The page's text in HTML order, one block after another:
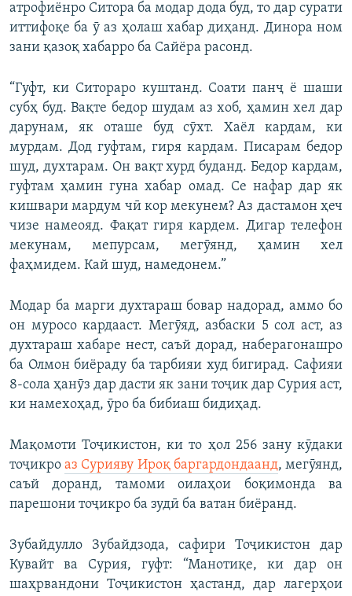
атрофиёнро Ситора ба модар дода буд, то дар сурати
иттифоқе ба ӯ аз ҳолаш хабар диҳанд. Динора ном
зани қазоқ хабарро ба Сайёра расонд.
“Гуфт, ки Ситораро куштанд. Соати панҷ ё шаши
субҳ буд. Вақте бедор шудам аз хоб, ҳамин хел дар
дарунам, як оташе буд сӯхт. Хаёл кардам, ки
мурдам. Дод гуфтам, гиря кардам. Писарам бедор
шуд, духтарам. Он вақт хурд буданд. Бедор кардам,
гуфтам ҳамин гуна хабар омад. Се нафар дар як
кишвари мардум чӣ кор мекунем? Аз дастамон ҳеч
чизе намеояд. Фақат гиря кардем. Дигар телефон
мекунам, мепурсам, мегӯянд, ҳамин хел
фаҳмидем. Кай шуд, намедонем.”
Модар ба марги духтараш бовар надорад, аммо бо
он муросо кардааст. Мегӯяд, азбаски 5 сол аст, аз
духтараш хабаре нест, саъй дорад, наберагонашро
ба Олмон биёраду ба тарбияи худ бигирад. Сафияи
8-сола ҳанӯз дар дасти як зани тоҷик дар Сурия аст,
ки намехоҳад, ӯро ба бибиаш бидиҳад.
Мақомоти Тоҷикистон, ки то ҳол 256 зану кӯдаки
тоҷикроаз Сурияву Ироқ баргардондаанд, мегӯянд,
саъй доранд, тамоми оилаҳои боқимонда ва
парешони тоҷикро ба зудӣ ба ватан биёранд.
Зубайдулло Зубайдзода, сафири Тоҷикистон дар
Кувайт ва Сурия, гуфт: “Манотиқе, ки дар он
шаҳрвандони Тоҷикистон ҳастанд, дар лагерҳои